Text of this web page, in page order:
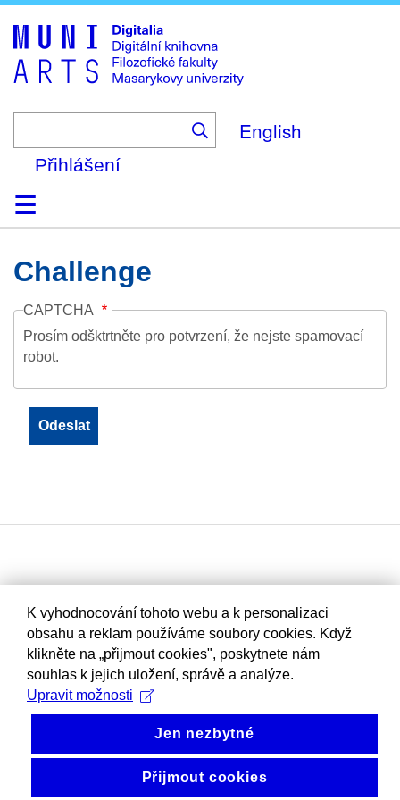
to
main
content
English
Přihlášení
DomůKolekce
Prohlížení
Vyhledávání
O platformě
Nápověda
KontaktDigitalia
Challenge
CAPTCHA
Prosím odšktrtněte pro potvrzení, že nejste spamovací
robot.
K vyhodnocování tohoto webu a k personalizaci
obsahu a reklam používáme soubory cookies. Když
klikněte na „přijmout cookies", poskytnete nám
souhlas k jejich uložení, správě a analýze.
Upravit možnosti
Jen nezbytné
Přijmout cookies